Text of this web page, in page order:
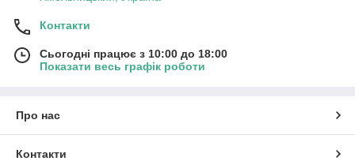
Контакти
Сьогодні працює з 10:00 до 18:00
Показати весь графік роботи
Про нас
Контакти